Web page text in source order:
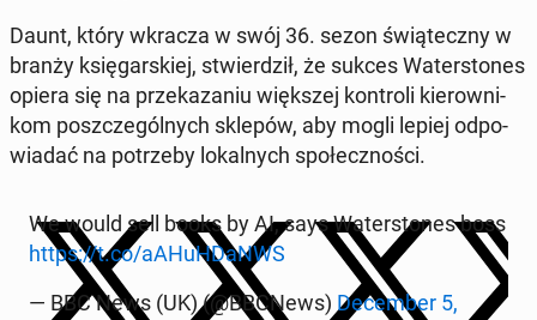
Daunt, który wkracza w swój 36. sezon świą­tecz­ny w
branży księ­gar­skiej, stwier­dził, że sukces Wa­ter­sto­nes
opiera się na prze­ka­za­niu więk­szej kon­tro­li kie­row­ni­
kom po­szcze­gól­nych sklepów, aby mogli lepiej od­po­
wia­dać na po­trze­by lo­kal­nych spo­łecz­no­ści.
We would sell books by AI, says Wa­ter­sto­nes boss
https://t.co/aAHuH­DaNWS
— BBC News (UK) (@BBCNews) De­cem­ber 5,